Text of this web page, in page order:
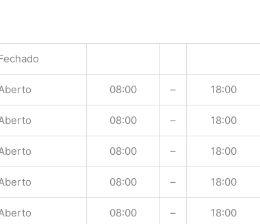
08:00 – 18:00
08:00 – 18:00
08:00 – 18:00
08:00 – 18:00
08:00 – 18:00